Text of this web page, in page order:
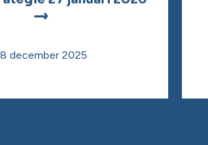
december 2025